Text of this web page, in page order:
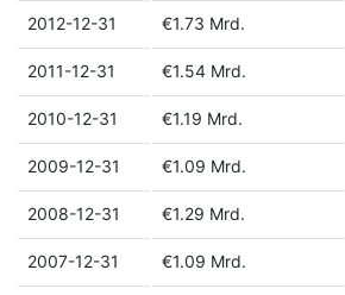
2012-12-31 €1.73 Mrd.
2011-12-31 €1.54 Mrd.
2010-12-31 €1.19 Mrd.
2009-12-31 €1.09 Mrd.
2008-12-31 €1.29 Mrd.
2007-12-31 €1.09 Mrd.